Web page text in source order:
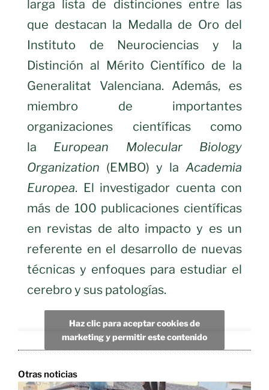
larga lista de distinciones entre las
que destacan la Medalla de Oro del
Instituto de Neurociencias y la
Distinción al Mérito Científico de la
Generalitat Valenciana. Además, es
miembro de importantes
organizaciones científicas como
la European Molecular Biology
Organization (EMBO) y la Academia
Europea. El investigador cuenta con
más de 100 publicaciones científicas
en revistas de alto impacto y es un
referente en el desarrollo de nuevas
técnicas y enfoques para estudiar el
cerebro y sus patologías.
Haz clic para aceptar cookies de
marketing y permitir este contenido
Otras noticias